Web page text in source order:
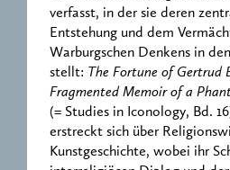
verfasst, in der sie deren
Entstehung und dem
Warburgschen Denkens in
stellt: The Fortune of Gertrud
Fragmented Memoir of a
(= Studies in Iconology, Bd.
erstreckt sich über
Kunstgeschichte, wobei ihr